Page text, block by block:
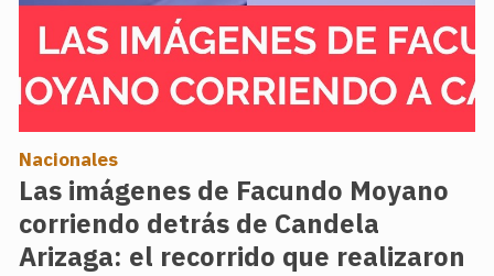
Las imágenes de Facundo Moyano
corriendo detrás de Candela
Arizaga: el recorrido que realizaron
Nacionales